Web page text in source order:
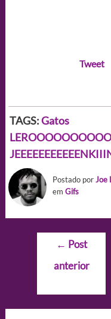
Tweet
TAGS:Gatos
Postado porJoe
em Gifs
Navegação
Post
← Post
anterior